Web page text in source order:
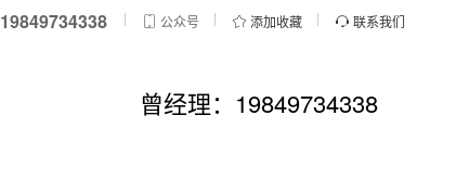
19849734338 公众号 添加收藏 联系我们
曾经理：19849734338